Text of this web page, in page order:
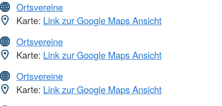
Ortsvereine
Karte: Link zur Google Maps Ansicht
Ortsvereine
Karte: Link zur Google Maps Ansicht
Ortsvereine
Karte: Link zur Google Maps Ansicht